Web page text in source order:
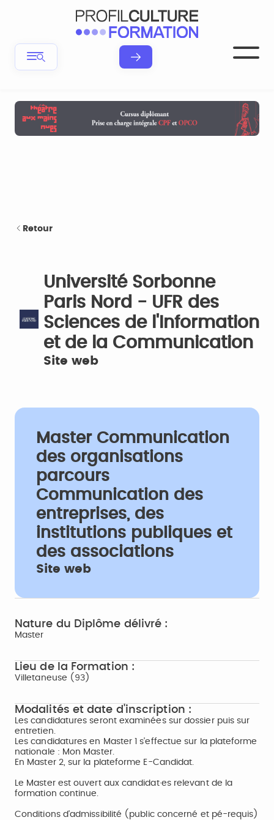
Retour
Université Sorbonne
Paris Nord - UFR des
Sciences de l'Information
et de la Communication
Site web
Master Communication
des organisations
parcours
Communication des
entreprises, des
institutions publiques et
des associations
Site web
Nature du Diplôme délivré :
Master
Lieu de la Formation :
Villetaneuse (93)
Modalités et date d'inscription :
Les candidatures seront examinées sur dossier puis sur
entretien.
Les candidatures en Master 1 s'effectue sur la plateforme
nationale : Mon Master.
En Master 2, sur la plateforme E-Candidat.
Le Master est ouvert aux candidat·es relevant de la
formation continue.
Conditions d'admissibilité (public concerné et pé-requis)